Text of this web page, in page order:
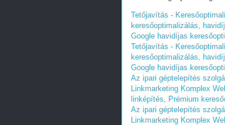
Tetőjavítás -
keresőoptimalizálás,
Google havidíjas
Tetőjavítás -
keresőoptimalizálás,
Google havidíjas
Az ipari géptelepítés
Linkmarketing Komplex
linképítés, Prémium
Az ipari géptelepítés
Linkmarketing Komplex